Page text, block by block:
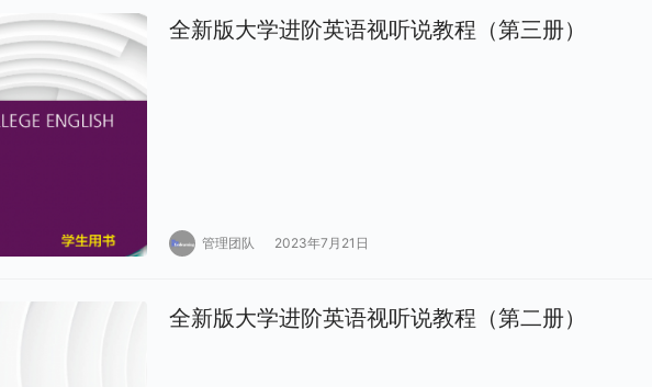
全新版大学进阶英语视听说教程（第三册）
管理团队 2023年7月21日
全新版大学进阶英语视听说教程（第二册）